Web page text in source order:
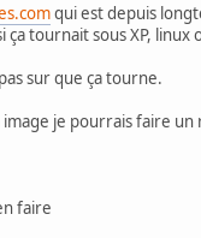
qui est depuis
tournait sous XP, linux
sur que ça tourne.
je pourrais faire
faire